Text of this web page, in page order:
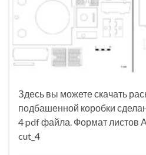
Здесь вы можете скачать
подбашенной коробки
4 pdf файла. Формат листов
cut_4